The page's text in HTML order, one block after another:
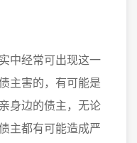
经常可出现这一
主害的，有可能是
身边的债主，无论
主都有可能造成严